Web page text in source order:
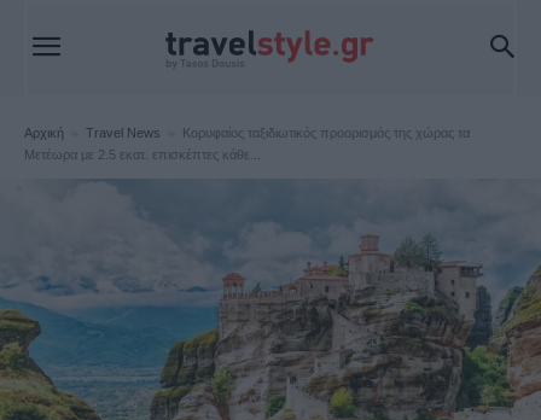
Αρχική Travel News
Κορυφαίος ταξιδιωτικός προορισμός της χώρας τα
Μετέωρα με 2.5 εκατ. επισκέπτες κάθε...